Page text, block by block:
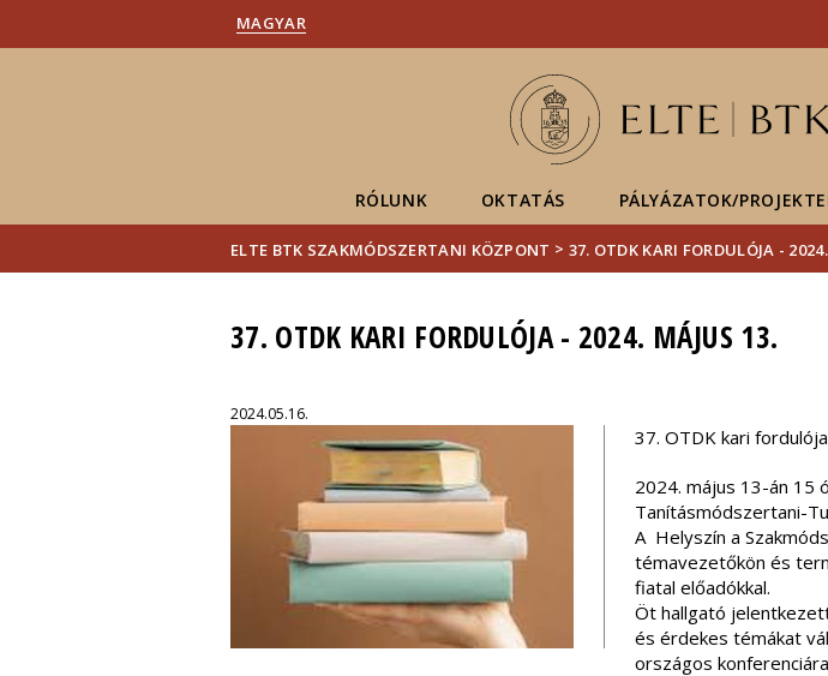
MAGYAR
RÓLUNK OKTATÁS PÁLYÁZATOK/
ELTE BTK SZAKMÓDSZERTANI KÖZPONT > 37. OTDK KARI FORDULÓJA -
37. OTDK KARI FORDULÓJA - 2024. MÁJUS 13.
2024.05.16.
37. OTDK kari fordulója
2024. május 13-án 15
Tanításmódszertani-
A H​​elyszín a
témavezetőkön és
fiatal előadókkal.
Öt hallgató
és érdekes témákat
országos